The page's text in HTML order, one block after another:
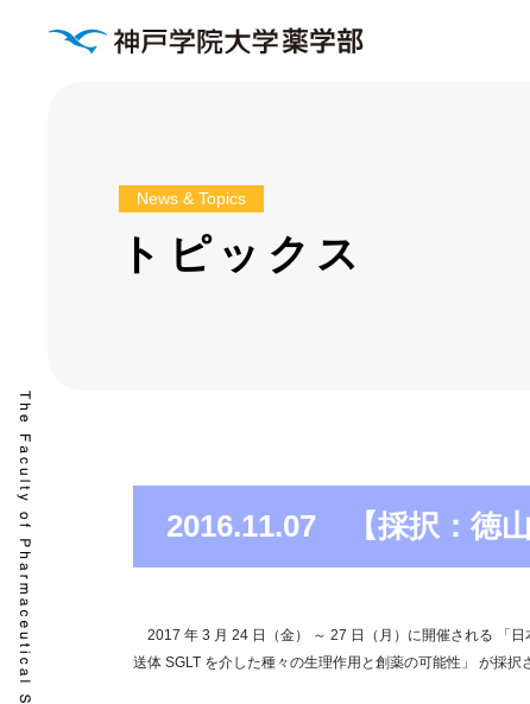
News & Topics
トピックス
2016.11.07 【採択：徳
2017 年 3 月 24 日（金） ～ 27 日（月）に開催される 「
送体 SGLT を介した種々の生理作用と創薬の可能性」 が採択